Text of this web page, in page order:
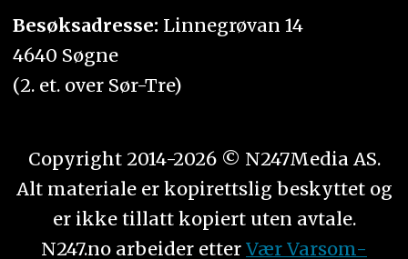
Besøksadresse: Linnegrøvan 14
4640 Søgne
(2. et. over Sør-Tre)
Copyright 2014-2026 © N247Media AS.
Alt materiale er kopirettslig beskyttet og
er ikke tillatt kopiert uten avtale.
N247.no arbeider etter Vær Varsom-